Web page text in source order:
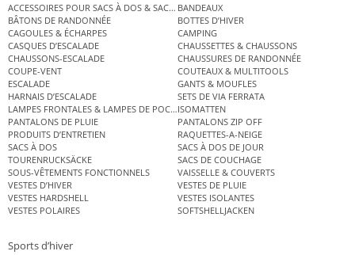
ACCESSOIRES POUR SACS À DOS & SACS ÉTANCHES
BANDEAUX
BÂTONS DE RANDONNÉE
BOTTES D’HIVER
CAGOULES & ÉCHARPES
CAMPING
CASQUES D’ESCALADE
CHAUSSETTES & CHAUSSONS
CHAUSSONS-ESCALADE
CHAUSSURES DE RANDONNÉE
COUPE-VENT
COUTEAUX & MULTITOOLS
ESCALADE
GANTS & MOUFLES
HARNAIS D’ESCALADE
SETS DE VIA FERRATA
LAMPES FRONTALES & LAMPES DE POCHEISOMATTEN
PANTALONS DE PLUIE
PANTALONS ZIP OFF
PRODUITS D’ENTRETIEN
RAQUETTES-A-NEIGE
SACS À DOS
SACS À DOS DE JOUR
TOURENRUCKSÄCKE
SACS DE COUCHAGE
SOUS-VÊTEMENTS FONCTIONNELS
VAISSELLE & COUVERTS
VESTES D’HIVER
VESTES DE PLUIE
VESTES HARDSHELL
VESTES ISOLANTES
VESTES POLAIRES
SOFTSHELLJACKEN
Sports d’hiver